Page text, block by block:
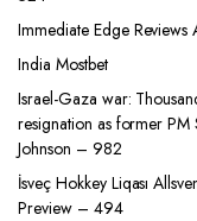
Immediate Edge
India Mostbet
Israel-Gaza war:
resignation as former PM
Johnson – 982
İsveç Hokkey Liqası
Preview – 494